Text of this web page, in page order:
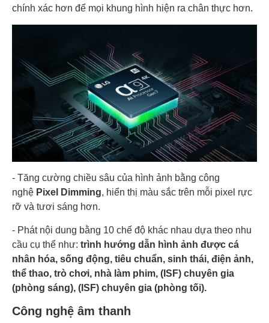
chính xác hơn để mọi khung hình hiện ra chân thực hơn.
- Tăng cường chiều sâu của hình ảnh bằng công
nghệ Pixel Dimming, hiển thị màu sắc trên mỗi pixel rực
rỡ và tươi sáng hơn.
- Phát nội dung bằng 10 chế độ khác nhau dựa theo nhu
cầu cụ thể như: trình hướng dẫn hình ảnh được cá
nhân hóa, sống động, tiêu chuẩn, sinh thái, điện ảnh,
thể thao, trò chơi, nhà làm phim, (ISF) chuyên gia
(phòng sáng), (ISF) chuyên gia (phòng tối).
Công nghệ âm thanh